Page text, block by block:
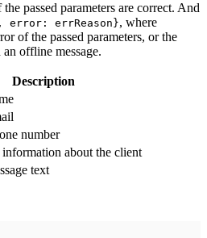
the passed parameters are correct. And
errReason}, where
of the passed parameters, or the
offline message.
Description
number
about the client
text